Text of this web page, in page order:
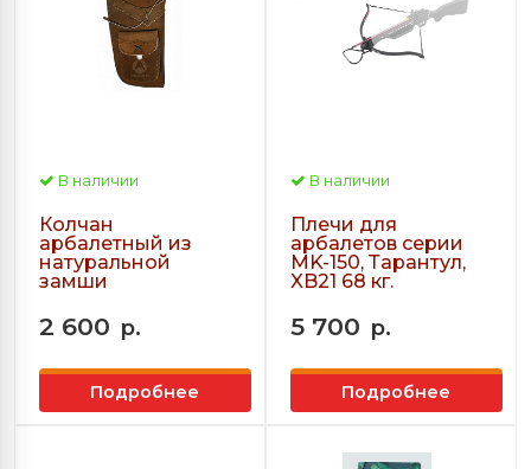
В наличии
Колчан
арбалетный из
натуральной
замши
2 600 р.
Подробнее
В наличии
Плечи для
арбалетов серии
MK-150, Тарантул,
XB21 68 кг.
5 700 р.
Подробнее